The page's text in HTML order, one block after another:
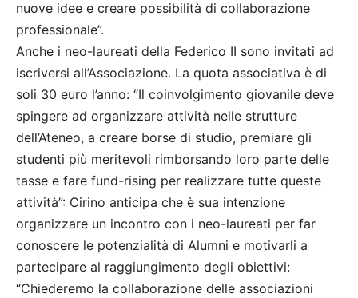
nuove idee e creare possibilità di collaborazione
professionale”.
Anche i neo-laureati della Federico II sono invitati ad
iscriversi all’Associazione. La quota associativa è di
soli 30 euro l’anno: “Il coinvolgimento giovanile deve
spingere ad organizzare attività nelle strutture
dell’Ateneo, a creare borse di studio, premiare gli
studenti più meritevoli rimborsando loro parte delle
tasse e fare fund-rising per realizzare tutte queste
attività”: Cirino anticipa che è sua intenzione
organizzare un incontro con i neo-laureati per far
conoscere le potenzialità di Alumni e motivarli a
partecipare al raggiungimento degli obiettivi:
“Chiederemo la collaborazione delle associazioni